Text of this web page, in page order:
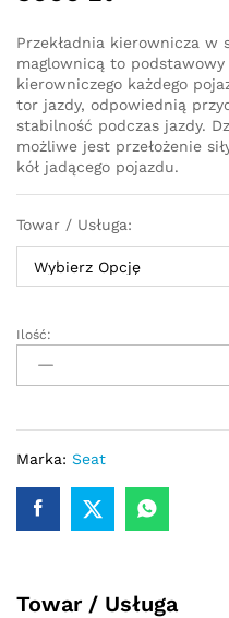
Przekładnia kierownicza w
maglownicą to
kierowniczego każdego
tor jazdy, odpowiednią
stabilność podczas jazdy.
możliwe jest przełożenie
kół jadącego pojazdu.
Towar / Usługa:
Przekładnia
kierownicza
-
elektryczna
Seat
2017
quantity
Ilość:
Marka: Seat
Towar / Usługa